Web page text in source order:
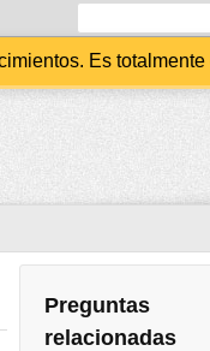
Es
Preguntas
relacionadas